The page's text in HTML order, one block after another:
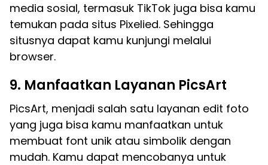
media sosial, termasuk TikTok juga bisa kamu
temukan pada situs Pixelied. Sehingga
situsnya dapat kamu kunjungi melalui
browser.
9. Manfaatkan Layanan PicsArt
PicsArt, menjadi salah satu layanan edit foto
yang juga bisa kamu manfaatkan untuk
membuat font unik atau simbolik dengan
mudah. Kamu dapat mencobanya untuk